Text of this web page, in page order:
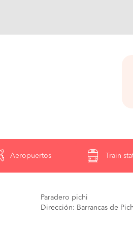
Aeropuertos Train
Paradero pichi
Dirección: Barrancas de